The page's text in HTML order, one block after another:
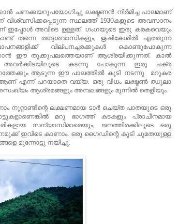
ചണക്കയറുപയോഗിച്ചു ലക്ഷ്മണന്‍ നിര്‍മിച്ച പാലമാണ്
സ്ഥലത്ത്‌ 1930കളുടെ അവസാനം
ഇപ്പോള്‍ അവിടെ ഉള്ളത്. ഗംഗയുടെ ഇരു കരകവെയും
തന്നെ തദ്ദേശവാസികളും, ഋഷികേശില്‍ എത്തുന്ന
വില്പനച്ചരക്കുകള്‍ കൊണ്ടുപോകുന്ന
ഈ തൂക്കുപലത്തെയാണ് ആശ്രയിക്കുന്നത്. കാല്‍
അവര്‍ക്കിടയിലൂടെ കടന്നു പോകുന്ന ഇരു ചക്ര
ആടുന്ന ഈ പാലത്തില്‍ കൂടി നടന്നു മറുകര
എന്ന് പറയാതെ വയ്യ. ഒരു വിധം ലക്ഷ്മണ്‍ ഝൂലാ
ആശ്രമങ്ങളും അമ്പലങ്ങളും മുന്നില്‍ തെളിയും.
നൂറ്റാണ്ടിന്റെ ലക്ഷണമായ ടാര്‍ ചെയ്ത പാതയുടെ ഒരു
മറു ഭാഗത്ത്‌ കടകളും പ്രാചീനമായ
സന്യാസിമാരെയും, ജനത്തിരക്കിലൂടെ ഒരു
ഇവിടെ കാണാം. ഒരു ഗൈഡിന്റെ കൂടി ചുമതയുള്ള
മുന്നോട്ടു നയിച്ചു.